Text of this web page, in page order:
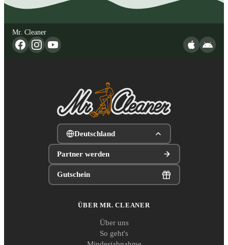
Mr. Cleaner
Deutschland
Partner werden
Gutschein
ÜBER MR. CLEANER
Über uns
So geht's